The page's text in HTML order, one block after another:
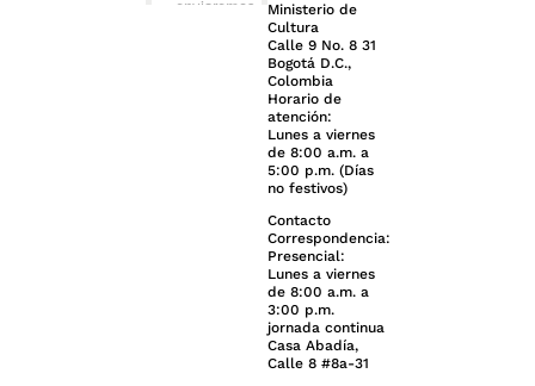
Ministerio de
Cultura
Calle 9 No. 8 31
Bogotá D.C.,
Colombia
Horario de
atención:
Lunes a viernes
de 8:00 a.m. a
5:00 p.m. (Días
no festivos)
Contacto
Correspondencia:
Presencial:
Lunes a viernes
de 8:00 a.m. a
3:00 p.m.
jornada continua
Casa Abadía,
Calle 8 #8a-31